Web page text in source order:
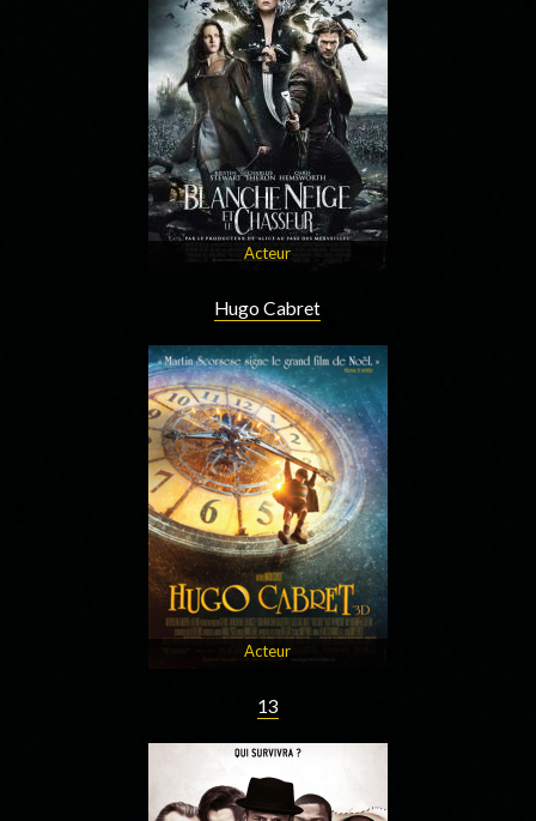
Acteur
Hugo Cabret
Acteur
13